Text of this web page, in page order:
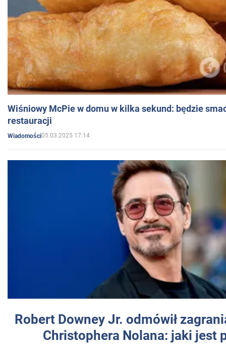
Wiśniowy McPie w domu w kilka sekund: będzie
restauracji
Wiadomości05.03.2025 17:14
Robert Downey Jr. odmówił
Christophera Nolana: jaki jest